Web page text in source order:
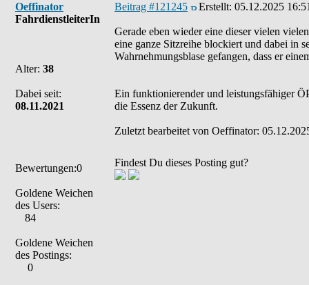
Oeffinator
FahrdienstleiterIn
Alter: 38
Dabei seit:
08.11.2021
Bewertungen:0
Goldene Weichen
des Users:
84
Goldene Weichen
des Postings:
0
Beitrag #121245 Erstellt: 05.12.2025
Gerade eben wieder eine dieser vielen
eine ganze Sitzreihe blockiert und dabei in
Wahrnehmungsblase gefangen, dass er
Ein funktionierender und leistungsfähiger
die Essenz der Zukunft.
Zuletzt bearbeitet von Oeffinator:
Findest Du dieses Posting gut?